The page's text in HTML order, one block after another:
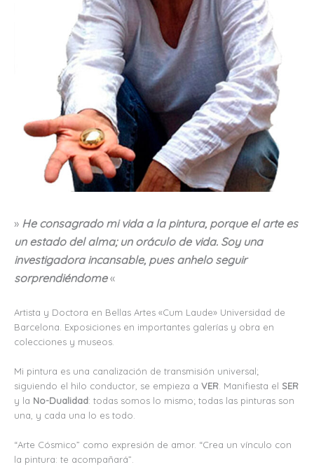
» He consagrado mi vida a la pintura, porque el arte es
un estado del alma; un oráculo de vida. Soy una
investigadora incansable, pues anhelo seguir
sorprendiéndome«
Artista y Doctora en Bellas Artes «Cum Laude» Universidad de
Barcelona. Exposiciones en importantes galerías y obra en
colecciones y museos.
Mi pintura es una canalización de transmisión universal;
siguiendo el hilo conductor, se empieza a VER . Manifiesta el SER
y la No-Dualidad: todas somos lo mismo; todas las pinturas son
una, y cada una lo es todo.
“Arte Cósmico” como expresión de amor. “Crea un vínculo con
la pintura: te acompañará”.